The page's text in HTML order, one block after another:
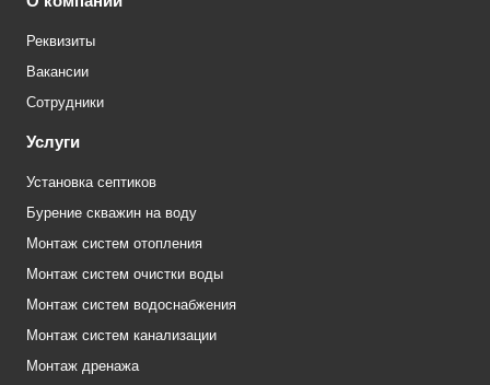
Реквизиты
Вакансии
Сотрудники
Услуги
Установка септиков
Бурение скважин на воду
Монтаж систем отопления
Монтаж систем очистки воды
Монтаж систем водоснабжения
Монтаж систем канализации
Монтаж дренажа